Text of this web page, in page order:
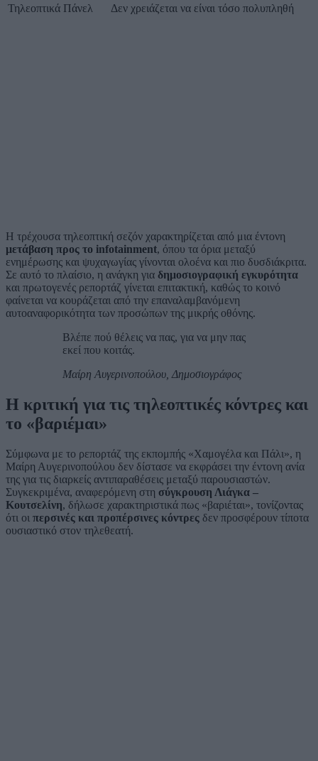
Τηλεοπτικά Πάνελ
Δεν χρειάζεται να είναι τόσο πολυπληθή
Η τρέχουσα τηλεοπτική σεζόν χαρακτηρίζεται από μια έντονη
μετάβαση προς το infotainment, όπου τα όρια μεταξύ
ενημέρωσης και ψυχαγωγίας γίνονται ολοένα και πιο δυσδιάκριτα.
Σε αυτό το πλαίσιο, η ανάγκη για δημοσιογραφική εγκυρότητα
και πρωτογενές ρεπορτάζ γίνεται επιτακτική, καθώς το κοινό
φαίνεται να κουράζεται από την επαναλαμβανόμενη
αυτοαναφορικότητα των προσώπων της μικρής οθόνης.
Βλέπε πού θέλεις να πας, για να μην πας
εκεί που κοιτάς.
Μαίρη Αυγερινοπούλου, Δημοσιογράφος
Η κριτική για τις τηλεοπτικές κόντρες και
το «βαριέμαι»
Σύμφωνα με το ρεπορτάζ της εκπομπής «Χαμογέλα και Πάλι», η
Μαίρη Αυγερινοπούλου δεν δίστασε να εκφράσει την έντονη ανία
της για τις διαρκείς αντιπαραθέσεις μεταξύ παρουσιαστών.
Συγκεκριμένα, αναφερόμενη στη σύγκρουση Λιάγκα –
Κουτσελίνη, δήλωσε χαρακτηριστικά πως «βαριέται», τονίζοντας
ότι οι περσινές και προπέρσινες κόντρες δεν προσφέρουν τίποτα
ουσιαστικό στον τηλεθεατή.